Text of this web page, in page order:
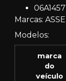
Marcas:
Modelos:
marca
do
veículo